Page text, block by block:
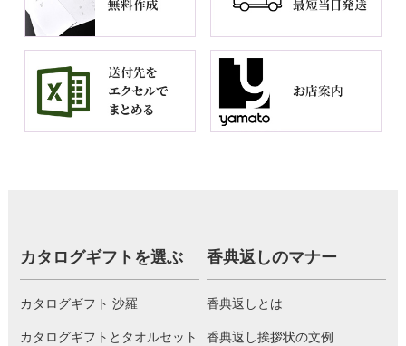
カタログギフトを選ぶ
カタログギフト 沙羅
カタログギフトとタオルセット
香典返しのマナー
香典返しとは
香典返し挨拶状の文例